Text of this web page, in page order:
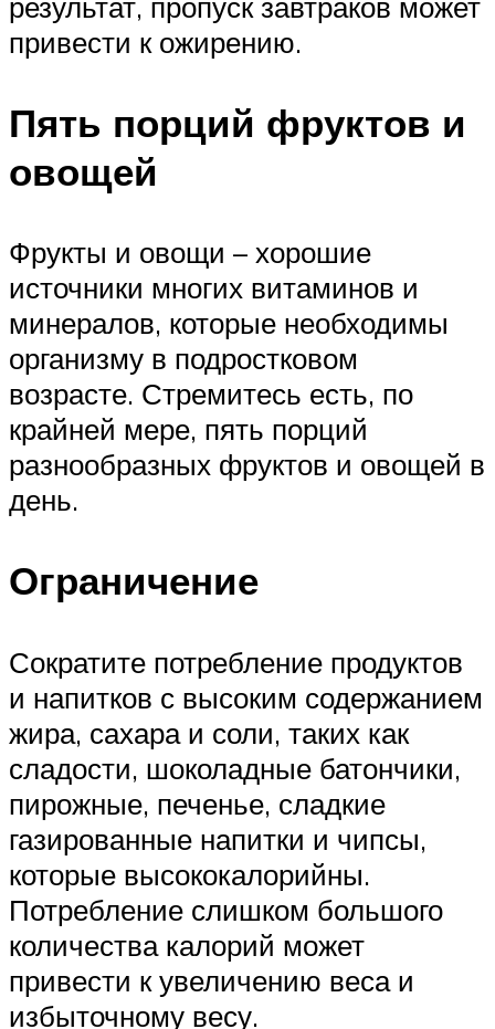
привести к ожирению.
Пять порций фруктов и
овощей
Фрукты и овощи – хорошие
источники многих витаминов и
минералов, которые необходимы
организму в подростковом
возрасте. Стремитесь есть, по
крайней мере, пять порций
разнообразных фруктов и овощей в
день.
Ограничение
Сократите потребление продуктов
и напитков с высоким содержанием
жира, сахара и соли, таких как
сладости, шоколадные батончики,
пирожные, печенье, сладкие
газированные напитки и чипсы,
которые высококалорийны.
Потребление слишком большого
количества калорий может
привести к увеличению веса и
избыточному весу.